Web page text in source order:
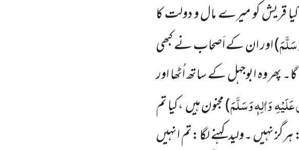
قریش کو میرے مال و دولت کا
)اور ان کے اَصحاب نے کبھی
پھر وہ ابوجہل کے ساتھ اُٹھا اور
عَلَیْہِوَاٰلِہٖ وَسَلَّمَ)مجنون ہیں ،کیا تم
نہیں ۔ولید کہنے لگا :تم انہیں